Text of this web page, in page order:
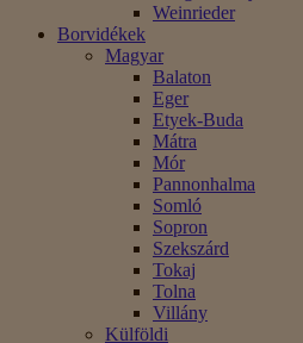
Weinrieder
Borvidékek
Magyar
Balaton
Eger
Etyek-Buda
Mátra
Mór
Pannonhalma
Somló
Sopron
Szekszárd
Tokaj
Tolna
Villány
Külföldi